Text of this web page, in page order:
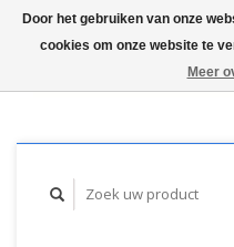
Door het gebruiken van onze
cookies om onze website te
Meer